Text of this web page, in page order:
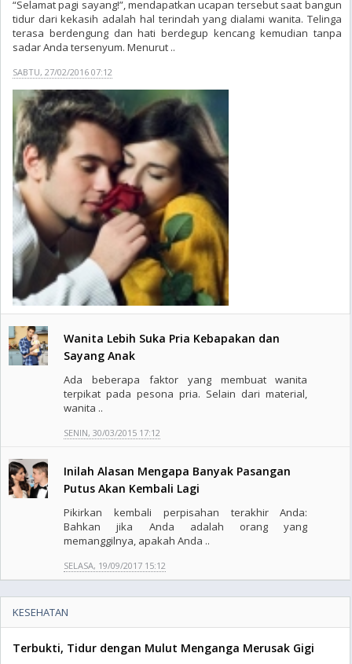
“Selamat pagi sayang!”, mendapatkan ucapan tersebut saat bangun
tidur dari kekasih adalah hal terindah yang dialami wanita. Telinga
terasa berdengung dan hati berdegup kencang kemudian tanpa
sadar Anda tersenyum. Menurut ..
SABTU, 27/02/2016 07:12
Wanita Lebih Suka Pria Kebapakan dan
Sayang Anak
Ada beberapa faktor yang membuat wanita
terpikat pada pesona pria. Selain dari material,
wanita ..
SENIN, 30/03/2015 17:12
Inilah Alasan Mengapa Banyak Pasangan
Putus Akan Kembali Lagi
Pikirkan kembali perpisahan terakhir Anda:
Bahkan jika Anda adalah orang yang
memanggilnya, apakah Anda ..
SELASA, 19/09/2017 15:12
KESEHATAN
Terbukti, Tidur dengan Mulut Menganga Merusak Gigi